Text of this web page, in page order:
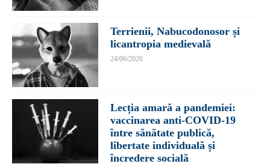
Terrienii, Nabucodonosor și
licantropia medievală
24/06/2026
Lecția amară a pandemiei:
vaccinarea anti-COVID-19
între sănătate publică,
libertate individuală și
încredere socială